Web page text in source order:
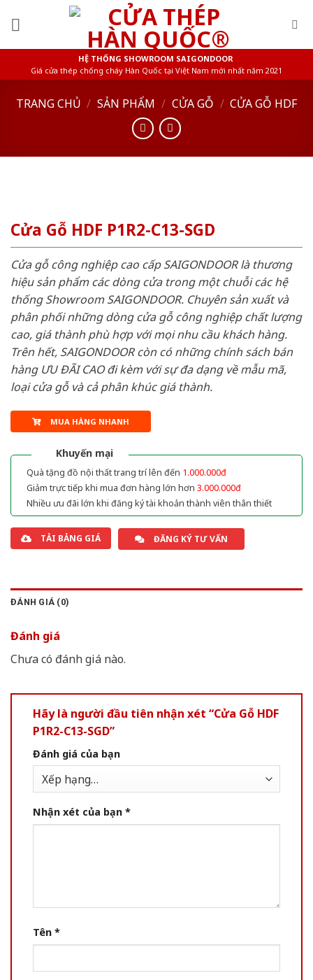
HỆ THỐNG SHOWROOM SAIGONDOOR
Giá cửa thép chống cháy Hàn Quốc tại Việt Nam mới nhất năm 2021
TRANG CHỦ / SẢN PHẨM / CỬA GỖ / CỬA GỖ HDF
Cửa Gỗ HDF P1R2-C13-SGD
Cửa gỗ công nghiệp cao cấp SAIGONDOOR là thương
hiệu sản phẩm các dòng cửa trong một chuỗi các hệ
thống Showroom SAIGONDOOR. Chuyên sản xuất và
phân phối những dòng cửa gỗ công nghiệp chất lượng
cao, giá thành phù hợp với mọi nhu cầu khách hàng.
Trên hết, SAIGONDOOR còn có những chính sách bán
hàng ƯU ĐÃI CAO đi kèm với sự đa dạng về mẫu mã,
loại cửa gỗ và cả phân khúc giá thành.
MUA HÀNG NHANH
Khuyến mại
Quà tặng đồ nội thất trang trí lên đến 1.000.000đ
Giảm trực tiếp khi mua đơn hàng lớn hơn 3.000.000đ
Nhiều ưu đãi lớn khi đăng ký tài khoản thành viên thân thiết
TẢI BẢNG GIÁ ĐĂNG KÝ TƯ VẤN
ĐÁNH GIÁ (0)
Đánh giá
Chưa có đánh giá nào.
Hãy là người đầu tiên nhận xét “Cửa Gỗ HDF
P1R2-C13-SGD”
Đánh giá của bạn
Nhận xét của bạn *
Tên *